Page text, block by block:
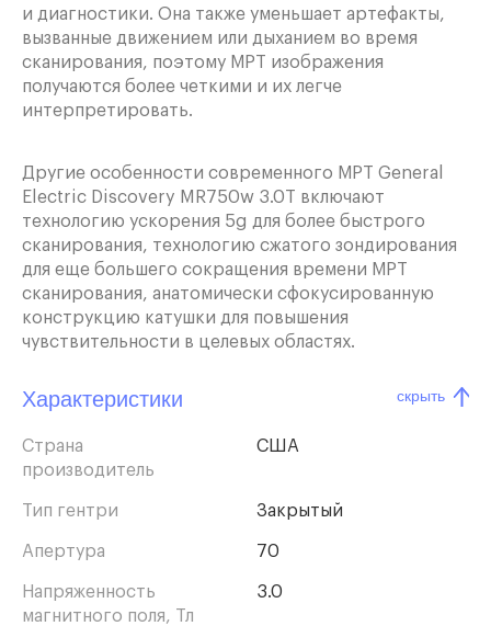
и диагностики. Она также уменьшает артефакты,
вызванные движением или дыханием во время
сканирования, поэтому МРТ изображения
получаются более четкими и их легче
интерпретировать.
Другие особенности современного МРТ General
Electric Discovery MR750w 3.0T включают
технологию ускорения 5g для более быстрого
сканирования, технологию сжатого зондирования
для еще большего сокращения времени МРТ
сканирования, анатомически сфокусированную
конструкцию катушки для повышения
чувствительности в целевых областях.
Характеристики скрыть
Страна
производитель
США
Тип гентри Закрытый
Апертура 70
Напряженность
магнитного поля, Тл
3.0